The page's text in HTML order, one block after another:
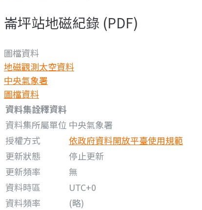
崙坪站地磁紀錄 (PDF)
圖檔資料
地磁觀測太空資料
中央氣象署
圖檔資料
資料集詮釋資料
資料集所屬單位 中央氣象署
授權方式
依政府資料開放平臺使用規範
更新狀態
停止更新
更新頻率
無
資料時區
UTC+0
資料頻率
(略)